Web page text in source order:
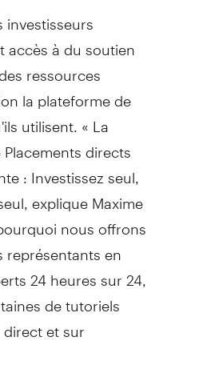
à du soutien
ressources
la plateforme de
utilisent. « La
directs
: Investissez seul,
expliqueMaxime
nous offrons
représentants en
24 heures sur 24,
de tutoriels
et sur